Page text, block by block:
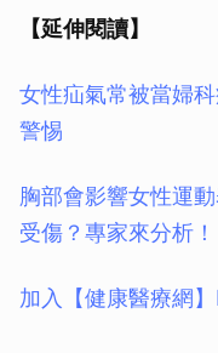
【延伸閱讀】
女性疝氣常被當婦
警惕
胸部會影響女性運
受傷？專家來分析！
加入【健康醫療網